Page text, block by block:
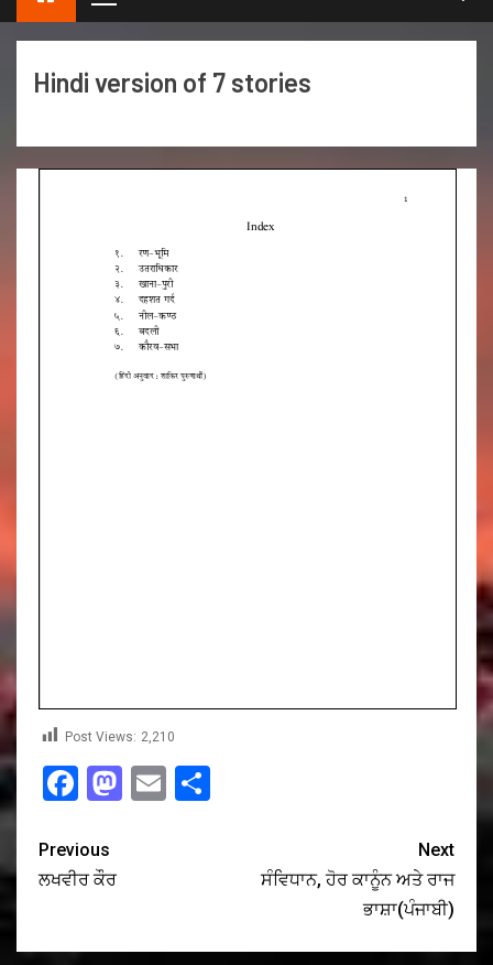
Hindi version of 7 stories
Post Views: 2,210
Facebook
Mastodon
Email
Previous
ਲਖਵੀਰ ਕੌਰ
Next
ਸੰਵਿਧਾਨ, ਹੋਰ ਕਾਨੂੰਨ ਅਤੇ ਰਾਜ
ਭਾਸ਼ਾ(ਪੰਜਾਬੀ)